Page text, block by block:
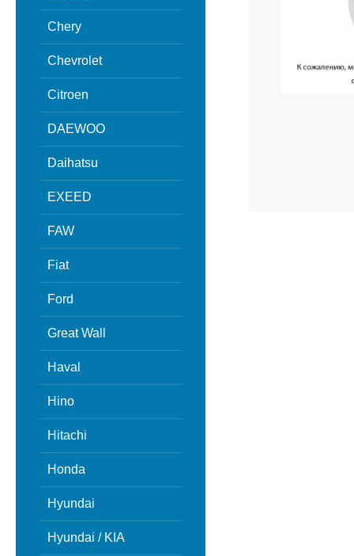
Chery
Chevrolet
Citroen
DAEWOO
Daihatsu
EXEED
FAW
Fiat
Ford
Great Wall
Haval
Hino
Hitachi
Honda
Hyundai
Hyundai / KIA